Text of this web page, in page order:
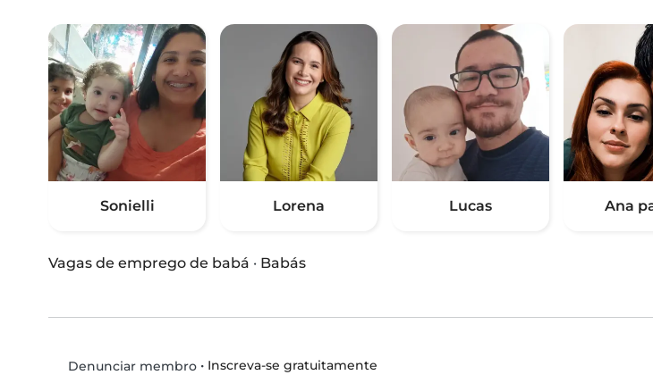
Sonielli Lorena Lucas Ana
Vagas de emprego de babá · Babás
Denunciar membro• Inscreva-se gratuitamente